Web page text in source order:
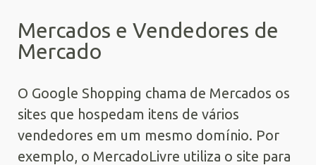
Mercados e Vendedores de
Mercado
O Google Shopping chama de Mercados os
sites que hospedam itens de vários
vendedores em um mesmo domínio. Por
exemplo, o MercadoLivre utiliza o site para